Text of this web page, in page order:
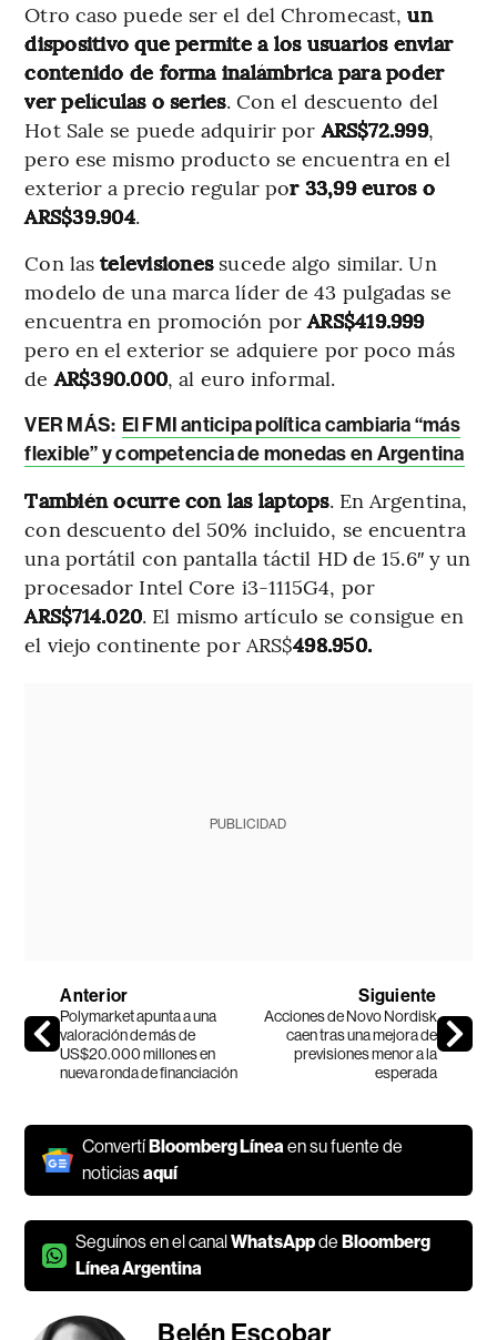
Otro caso puede ser el del Chromecast, un
dispositivo que permite a los usuarios enviar
contenido de forma inalámbrica para poder
ver películas o series. Con el descuento del
Hot Sale se puede adquirir porARS$72.999,
pero ese mismo producto se encuentra en el
exterior a precio regular por 33,99 euros o
ARS$39.904.
Con lastelevisiones sucede algo similar. Un
modelo de una marca líder de 43 pulgadas se
encuentra en promoción porARS$419.999
pero en el exterior se adquiere por poco más
deAR$390.000, al euro informal.
VER MÁS: El FMI anticipa política cambiaria “más
flexible” y competencia de monedas en Argentina
También ocurre con las laptops. En Argentina,
con descuento del 50% incluido, se encuentra
una portátil con pantalla táctil HD de 15.6″ y un
procesador Intel Core i3-1115G4, por
ARS$714.020. El mismo artículo se consigue en
el viejo continente por ARS$498.950.
PUBLICIDAD
Anterior
Polymarket apunta a una
valoración de más de
US$20.000 millones en
nueva ronda de financiación
Siguiente
Acciones de Novo Nordisk
caen tras una mejora de
previsiones menor a la
esperada
ConvertíBloomberg Líneaen su fuente de
noticiasaquí
Seguínos en el canalWhatsAppdeBloomberg
Línea Argentina
Belén Escobar